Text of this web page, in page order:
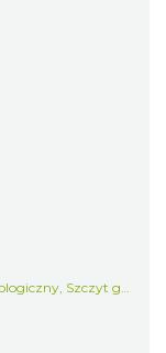
, Szczyt górski